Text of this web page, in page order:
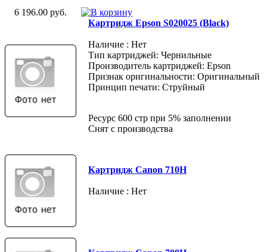
6 196.00 руб.
Картридж Epson S020025 (Black)
Наличие : Нет
Тип картриджей: Чернильные
Производитель картриджей: Epson
Признак оригинальности: Оригинальный
Принцип печати: Струйный
Ресурс 600 стр при 5% заполнении
Снят с производства
Картридж Canon 710H
Наличие : Нет